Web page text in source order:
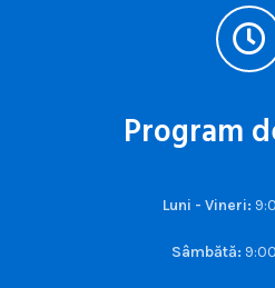
Program
Luni - Vineri:
Sâmbătă: